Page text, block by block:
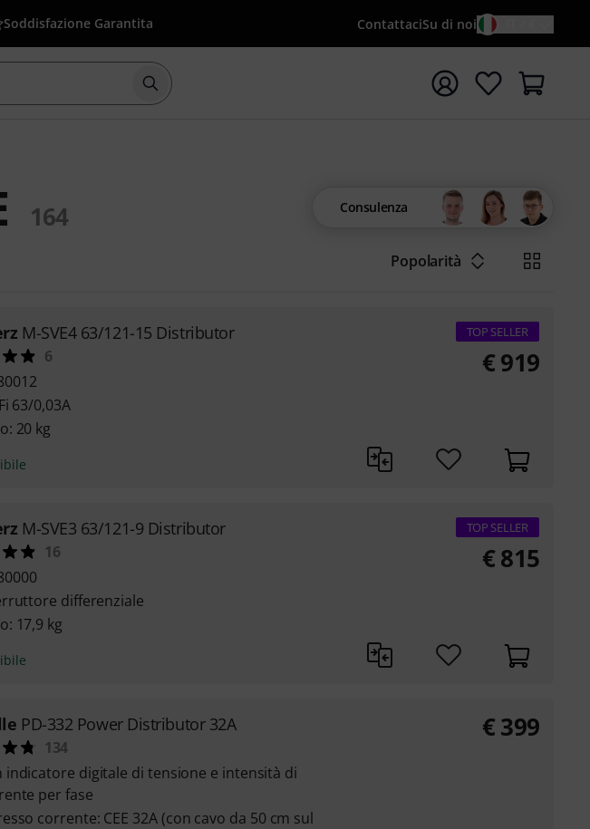
Soddisfazione Garantita ContattaciSu di noi
Avviare la ricerca con il termine di ricerca {searchTerm}
164 Consulenza
Popolarità
M-SVE4 63/121-15 Distributor
6
63/0,03A
20 kg
TOP SELLER
€919
M-SVE3 63/121-9 Distributor
16
differenziale
17,9 kg
TOP SELLER
€815
PD-332 Power Distributor 32A
134
indicatore digitale di tensione e intensità di
per fase
corrente: CEE 32A (con cavo da 50 cm sul
€399